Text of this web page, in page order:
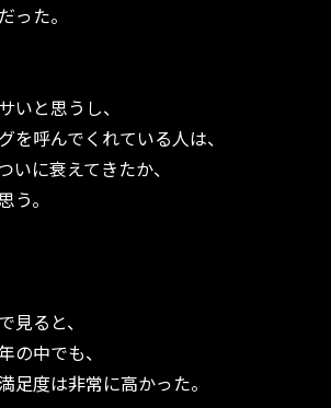
った。
いと思うし、
を呼んでくれている人は、
いに衰えてきたか、
う。
見ると、
の中でも、
足度は非常に高かった。